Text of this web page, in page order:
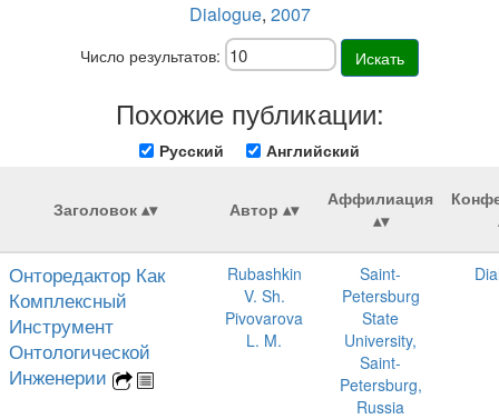
Dialogue, 2007
Число результатов: Искать
Похожие публикации:
Русский Английский
Заголовок Автор Аффилиация
Онторедактор Как
Комплексный
Инструмент
Онтологической
Инженерии
Rubashkin
V. Sh.
Pivovarova
L. M.
Saint-
Petersburg
State
University,
Saint-
Petersburg,
Russia